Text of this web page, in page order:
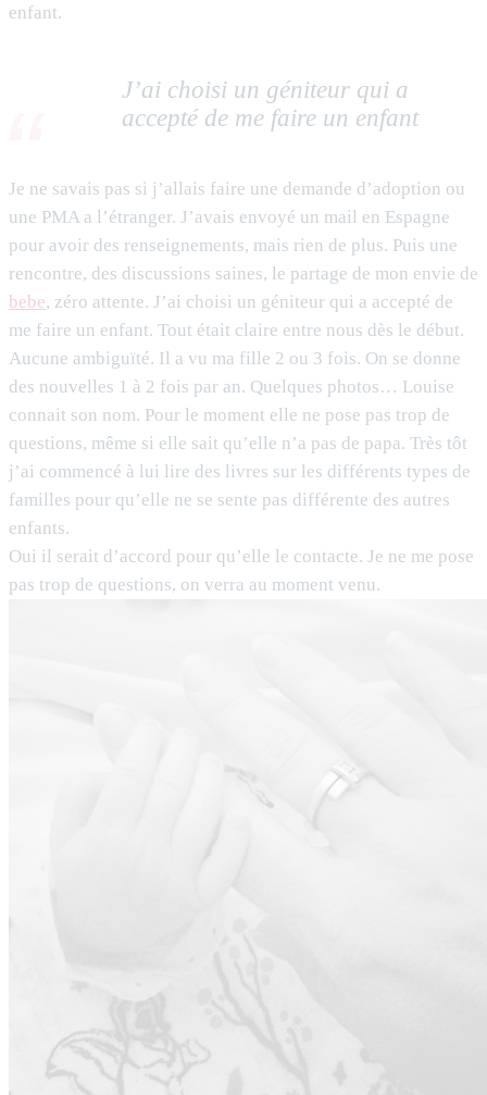
enfant.
J’ai choisi un géniteur qui a
accepté de me faire un enfant
Je ne savais pas si j’allais faire une demande d’adoption ou
une PMA a l’étranger. J’avais envoyé un mail en Espagne
pour avoir des renseignements, mais rien de plus. Puis une
rencontre, des discussions saines, le partage de mon envie de
bebe, zéro attente. J’ai choisi un géniteur qui a accepté de
me faire un enfant. Tout était claire entre nous dès le début.
Aucune ambiguïté. Il a vu ma fille 2 ou 3 fois. On se donne
des nouvelles 1 à 2 fois par an. Quelques photos… Louise
connait son nom. Pour le moment elle ne pose pas trop de
questions, même si elle sait qu’elle n’a pas de papa. Très tôt
j’ai commencé à lui lire des livres sur les différents types de
familles pour qu’elle ne se sente pas différente des autres
enfants.
Oui il serait d’accord pour qu’elle le contacte. Je ne me pose
pas trop de questions, on verra au moment venu.